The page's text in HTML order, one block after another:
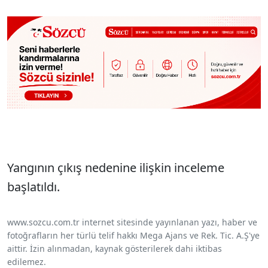
Yangının çıkış nedenine ilişkin inceleme
başlatıldı.
www.sozcu.com.tr internet sitesinde yayınlanan yazı, haber ve
fotoğrafların her türlü telif hakkı Mega Ajans ve Rek. Tic. A.Ş'ye
aittir. İzin alınmadan, kaynak gösterilerek dahi iktibas
edilemez.